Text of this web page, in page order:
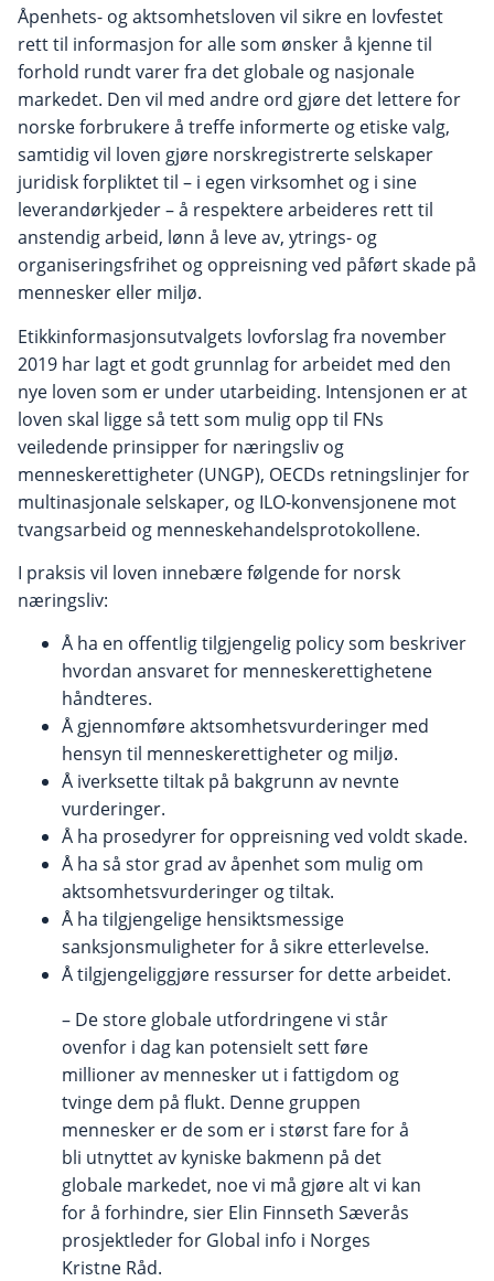
Åpenhets- og aktsomhetsloven vil sikre en lovfestet
rett til informasjon for alle som ønsker å kjenne til
forhold rundt varer fra det globale og nasjonale
markedet. Den vil med andre ord gjøre det lettere for
norske forbrukere å treffe informerte og etiske valg,
samtidig vil loven gjøre norskregistrerte selskaper
juridisk forpliktet til – i egen virksomhet og i sine
leverandørkjeder – å respektere arbeideres rett til
anstendig arbeid, lønn å leve av, ytrings- og
organiseringsfrihet og oppreisning ved påført skade på
mennesker eller miljø.
Etikkinformasjonsutvalgets lovforslag fra november
2019 har lagt et godt grunnlag for arbeidet med den
nye loven som er under utarbeiding. Intensjonen er at
loven skal ligge så tett som mulig opp til FNs
veiledende prinsipper for næringsliv og
menneskerettigheter (UNGP), OECDs retningslinjer for
multinasjonale selskaper, og ILO-konvensjonene mot
tvangsarbeid og menneskehandelsprotokollene.
I praksis vil loven innebære følgende for norsk
næringsliv:
Å ha en offentlig tilgjengelig policy som beskriver
hvordan ansvaret for menneskerettighetene
håndteres.
Å gjennomføre aktsomhetsvurderinger med
hensyn til menneskerettigheter og miljø.
Å iverksette tiltak på bakgrunn av nevnte
vurderinger.
Å ha prosedyrer for oppreisning ved voldt skade.
Å ha så stor grad av åpenhet som mulig om
aktsomhetsvurderinger og tiltak.
Å ha tilgjengelige hensiktsmessige
sanksjonsmuligheter for å sikre etterlevelse.
Å tilgjengeliggjøre ressurser for dette arbeidet.
– De store globale utfordringene vi står
ovenfor i dag kan potensielt sett føre
millioner av mennesker ut i fattigdom og
tvinge dem på flukt. Denne gruppen
mennesker er de som er i størst fare for å
bli utnyttet av kyniske bakmenn på det
globale markedet, noe vi må gjøre alt vi kan
for å forhindre, sier Elin Finnseth Sæverås
prosjektleder for Global info i Norges
Kristne Råd.